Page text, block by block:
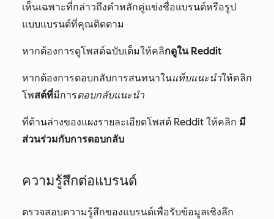
เห็นเฉพาะที่กล่าวถึงคำหลักคู่แข่งชื่อแบรนด์หรือรูป
แบบแบรนด์ที่คุณติดตาม
หากต้องการดูโพสต์ฉบับเต็มให้คลิกดูใน Reddit
หากต้องการตอบกลับการสนทนาในแท็บแนะนำให้คลิก
โพสต์ที่มีการตอบกลับแนะนำ
ที่ด้านล่างของแผงรายละเอียดโพสต์ Reddit ให้คลิก มี
ส่วนร่วมกับการตอบกลับ
ความรู้สึกต่อแบรนด์
ตรวจสอบความรู้สึกของแบรนด์เพื่อรับข้อมูลเชิงลึก